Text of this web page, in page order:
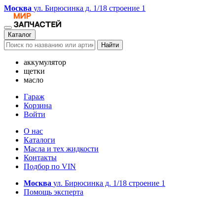
Москва ул. Бирюсинка д. 1/18 строение 1
Каталог
Найти
аккумулятор
щетки
масло
Гараж
Корзина
Войти
О нас
Каталоги
Масла и тех жидкости
Контакты
Подбор по VIN
Москва ул. Бирюсинка д. 1/18 строение 1
Помощь эксперта